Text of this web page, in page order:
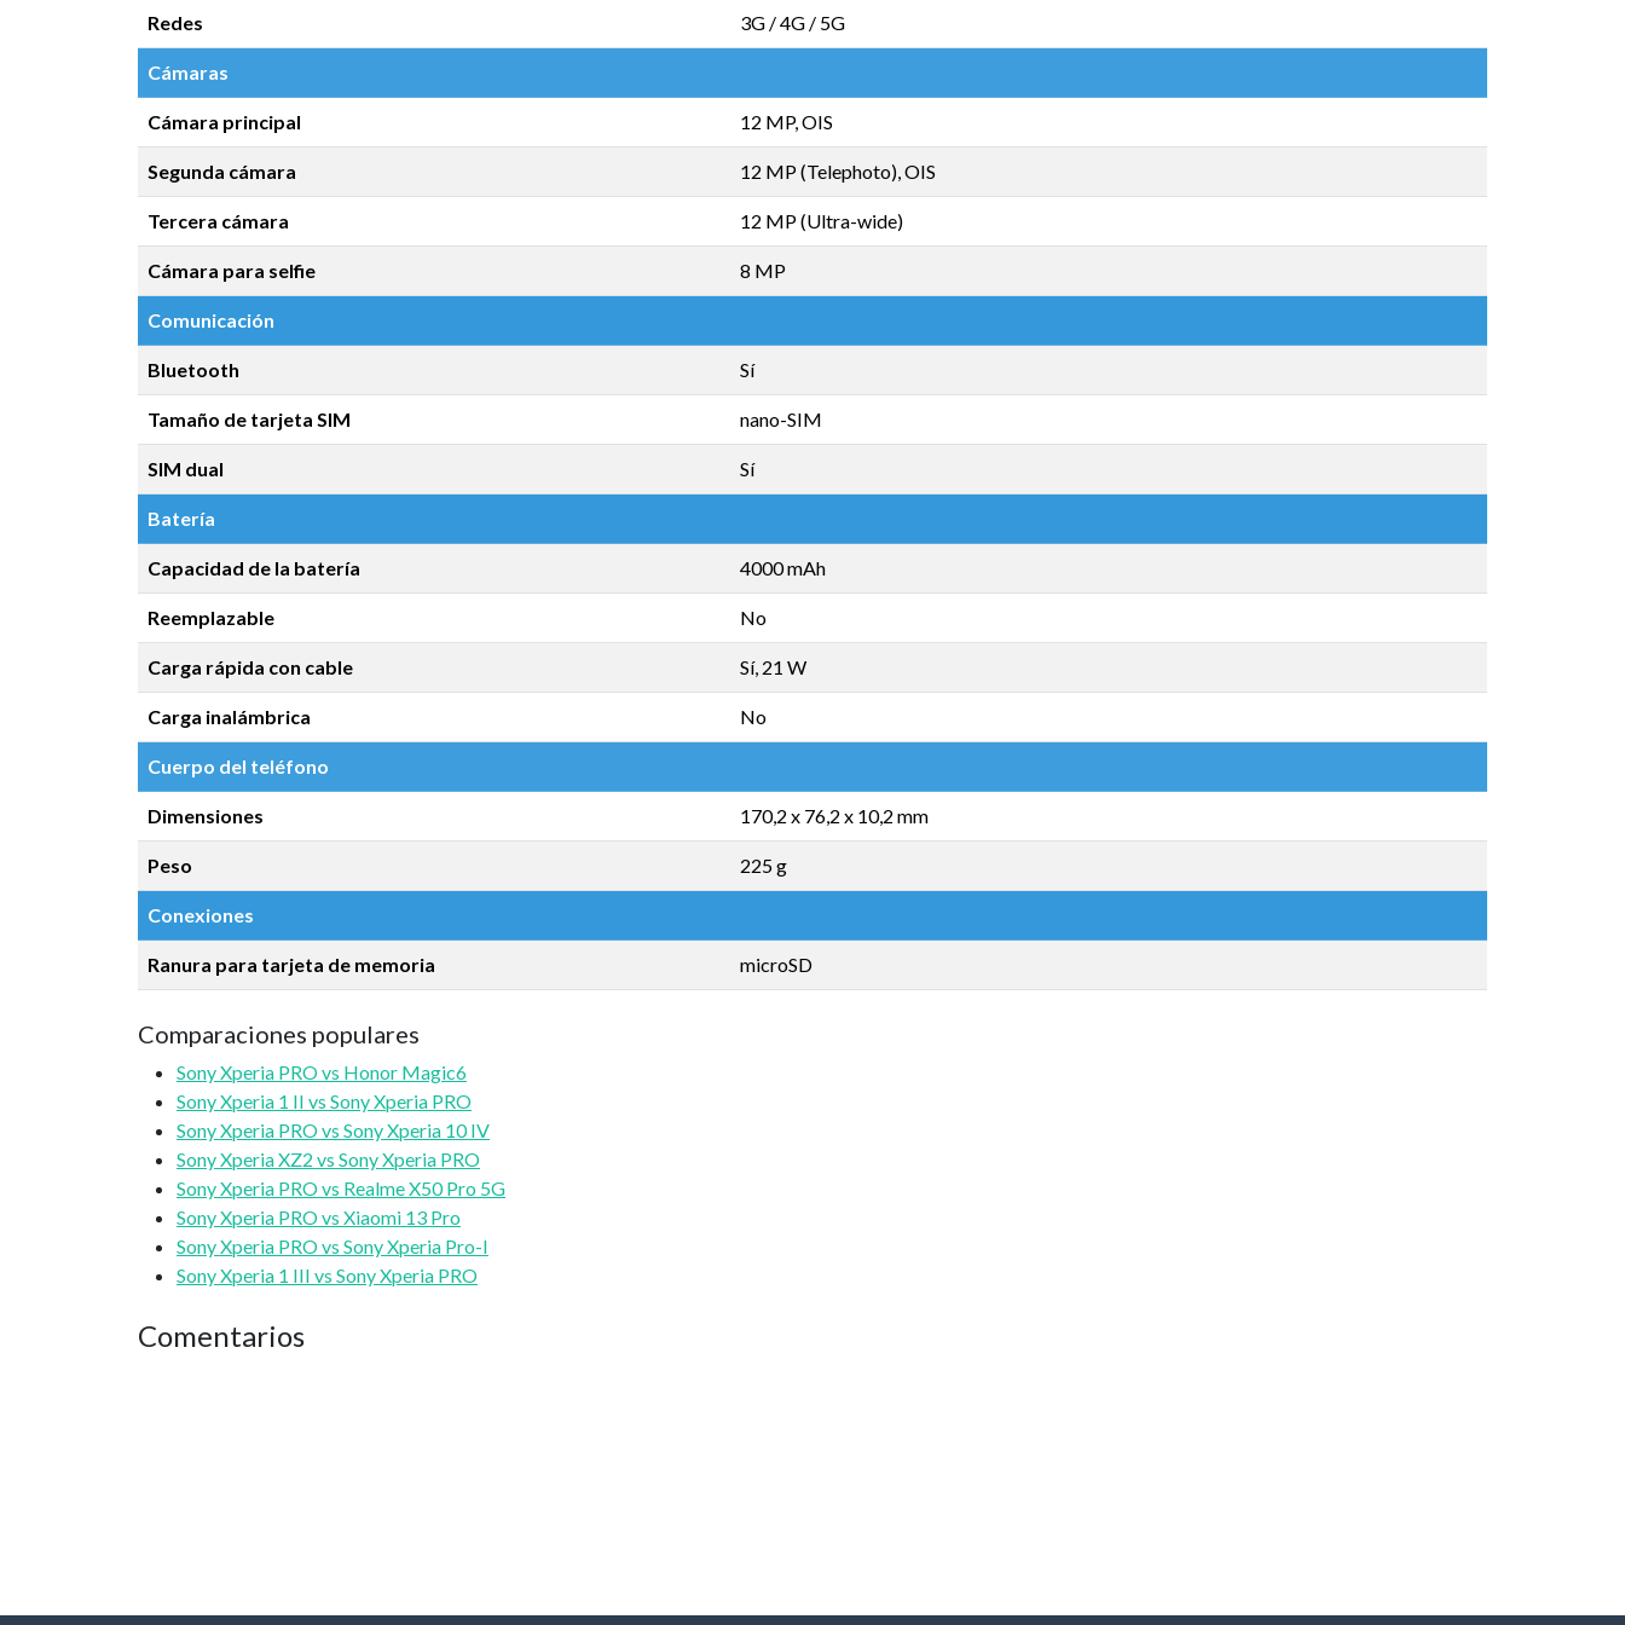
Redes 3G / 4G / 5G
Cámaras
Cámara principal 12 MP, OIS
Segunda cámara 12 MP (Telephoto), OIS
Tercera cámara 12 MP (Ultra-wide)
Cámara para selfie 8 MP
Comunicación
Bluetooth Sí
Tamaño de tarjeta SIM nano-SIM
SIM dual Sí
Batería
Capacidad de la batería 4000 mAh
Reemplazable No
Carga rápida con cable Sí, 21 W
Carga inalámbrica No
Cuerpo del teléfono
Dimensiones 170,2 x 76,2 x 10,2 mm
Peso 225 g
Conexiones
Ranura para tarjeta de memoria microSD
Comparaciones populares
Sony Xperia PRO vs Honor Magic6
Sony Xperia 1 II vs Sony Xperia PRO
Sony Xperia PRO vs Sony Xperia 10 IV
Sony Xperia XZ2 vs Sony Xperia PRO
Sony Xperia PRO vs Realme X50 Pro 5G
Sony Xperia PRO vs Xiaomi 13 Pro
Sony Xperia PRO vs Sony Xperia Pro-I
Sony Xperia 1 III vs Sony Xperia PRO
Comentarios